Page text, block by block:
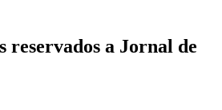
reservados a Jornal de